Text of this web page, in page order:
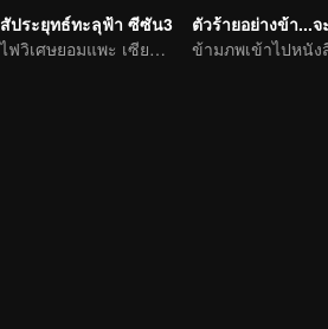
สัประยุทธ์ทะลุฟ้า ซีซัน3
ไฟวิเศษยอมแพะ เซียวเหยียนรู้ซึ้งและใช้เป็นทักษะพุทธพิโรธบัวไฟ